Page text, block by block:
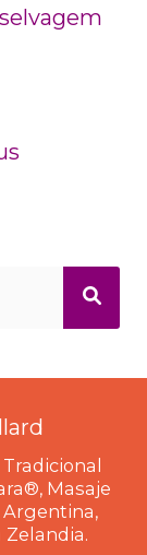
Masaje
Argentina,
Zelandia.